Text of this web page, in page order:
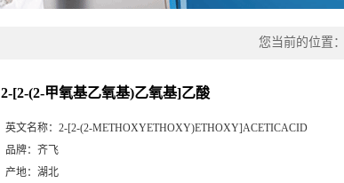
您当前的位置：
2-[2-(2-甲氧基乙氧基)乙氧基]乙酸
英文名称： 2-[2-(2-METHOXYETHOXY)ETHOXY]ACETICACID
品牌： 齐飞
产地： 湖北